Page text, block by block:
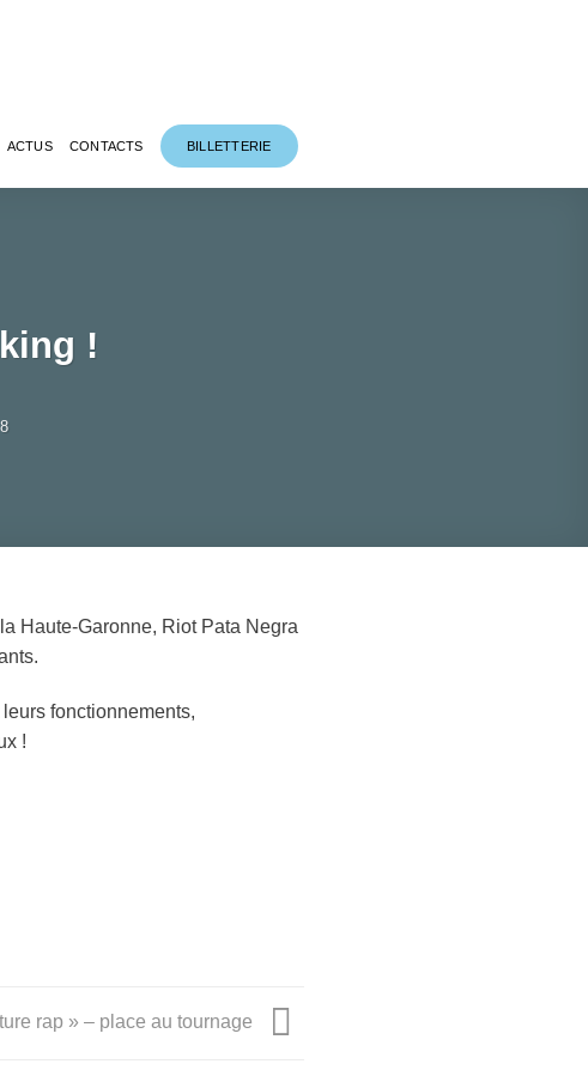
ACTUS CONTACTS BILLETTERIE
!
Haute-Garonne, Riot Pata Negra
fonctionnements,
!
rap » – place au tournage